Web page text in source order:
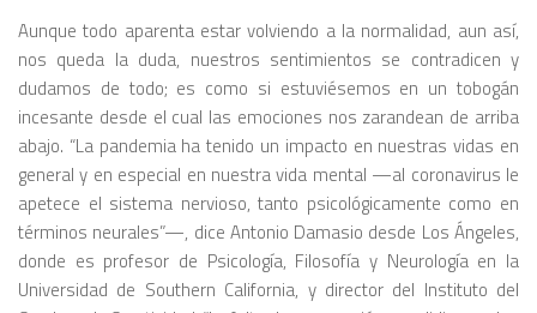
Aunque todo aparenta estar volviendo a la normalidad, aun así,
nos queda la duda, nuestros sentimientos se contradicen y
dudamos de todo; es como si estuviésemos en un tobogán
incesante desde el cual las emociones nos zarandean de arriba
abajo. “La pandemia ha tenido un impacto en nuestras vidas en
general y en especial en nuestra vida mental —al coronavirus le
apetece el sistema nervioso, tanto psicológicamente como en
términos neurales”—, dice Antonio Damasio desde Los Ángeles,
donde es profesor de Psicología, Filosofía y Neurología en la
Universidad de Southern California, y director del Instituto del